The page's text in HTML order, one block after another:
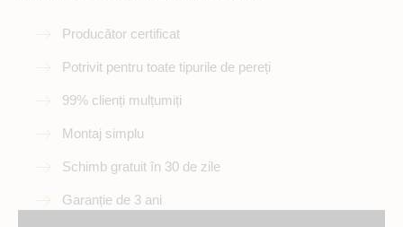
Producător certificat
Potrivit pentru toate tipurile de pereți
99% clienți mulțumiți
Montaj simplu
Schimb gratuit în 30 de zile
Garanție de 3 ani